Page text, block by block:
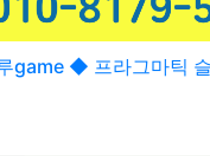
game ◆ 프라그마틱 슬 롯